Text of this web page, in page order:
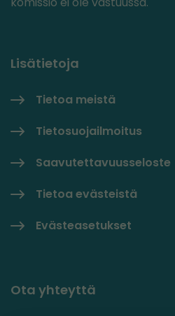
Lisätietoja
Tietoa meistä
Tietosuojailmoitus
Saavutettavuusseloste
Tietoa evästeistä
Evästeasetukset
Ota yhteyttä